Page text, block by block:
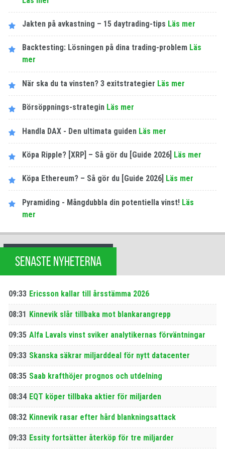
Jakten på avkastning – 15 daytrading-tips Läs mer
Backtesting: Lösningen på dina trading-problem Läs
mer
När ska du ta vinsten? 3 exitstrategier Läs mer
Börsöppnings-strategin Läs mer
Handla DAX - Den ultimata guiden Läs mer
Köpa Ripple? [XRP] – Så gör du [Guide 2026] Läs mer
Köpa Ethereum? – Så gör du [Guide 2026] Läs mer
Pyramiding - Mångdubbla din potentiella vinst! Läs
mer
SENASTE NYHETERNA
09:33 Ericsson kallar till årsstämma 2026
08:31 Kinnevik slår tillbaka mot blankarangrepp
09:35 Alfa Lavals vinst sviker analytikernas förväntningar
09:33 Skanska säkrar miljarddeal för nytt datacenter
08:35 Saab krafthöjer prognos och utdelning
08:34 EQT köper tillbaka aktier för miljarden
08:32 Kinnevik rasar efter hård blankningsattack
09:33 Essity fortsätter återköp för tre miljarder